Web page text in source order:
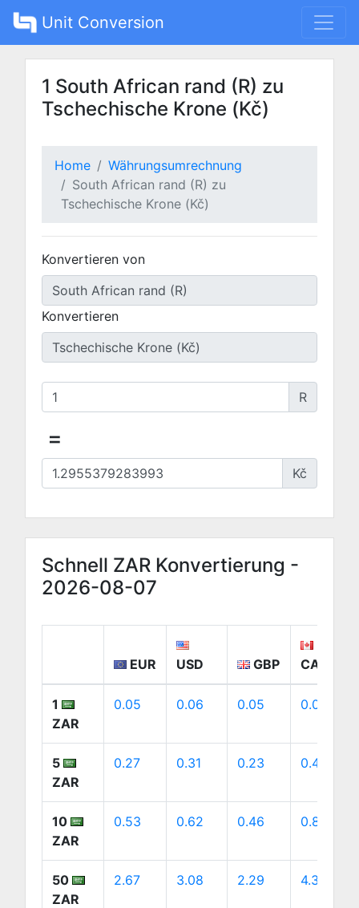
Unit Conversion
1 South African rand (R) zu
Tschechische Krone (Kč)
Home
Währungsumrechnung
South African rand (R) zu
Tschechische Krone (Kč)
Konvertieren von
Konvertieren
R
=
Kč
Schnell ZAR Konvertierung -
2026-08-07
EUR USD GBP CAD
1
ZAR
0.05 0.06 0.05 0.09
5
ZAR
0.27 0.31 0.23 0.43
10
ZAR
0.53 0.62 0.46 0.86
50
ZAR
2.67 3.08 2.29 4.32